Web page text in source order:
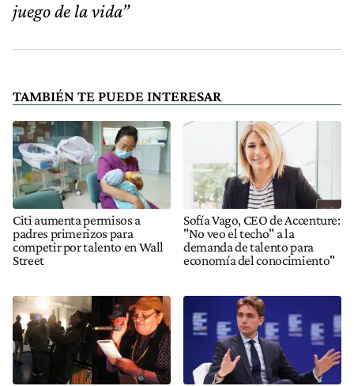
juego de la vida”
TAMBIÉN TE PUEDE INTERESAR
Citi aumenta permisos a
padres primerizos para
competir por talento en Wall
Street
Sofía Vago, CEO de Accenture:
"No veo el techo" a la
demanda de talento para
economía del conocimiento"